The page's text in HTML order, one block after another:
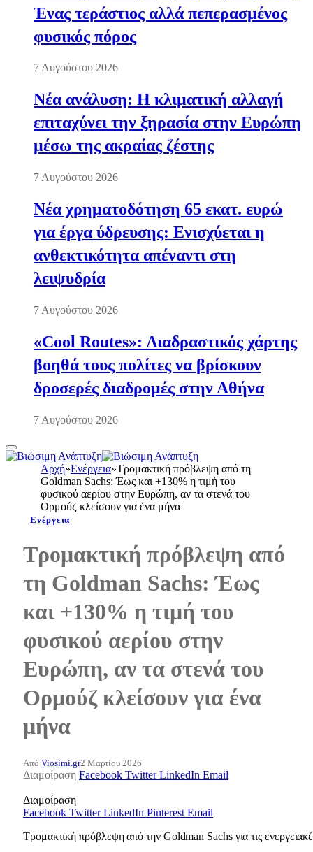
Ένας τεράστιος αλλά πεπερασμένος
φυσικός πόρος
7 Αυγούστου 2026
Νέα ανάλυση: Η κλιματική αλλαγή
επιταχύνει την ξηρασία στην Ευρώπη
μέσω της ακραίας ζέστης
7 Αυγούστου 2026
Νέα χρηματοδότηση 65 εκατ. ευρώ
για έργα ύδρευσης: Ενισχύεται η
ανθεκτικότητα απέναντι στη
λειψυδρία
7 Αυγούστου 2026
«Cool Routes»: Διαδραστικός χάρτης
βοηθά τους πολίτες να βρίσκουν
δροσερές διαδρομές στην Αθήνα
7 Αυγούστου 2026
Αρχή»Ενέργεια»Τρομακτική πρόβλεψη από τη
Goldman Sachs: Έως και +130% η τιμή του
φυσικού αερίου στην Ευρώπη, αν τα στενά του
Ορμούζ κλείσουν για ένα μήνα
Ενέργεια
Τρομακτική πρόβλεψη από
τη Goldman Sachs: Έως
και +130% η τιμή του
φυσικού αερίου στην
Ευρώπη, αν τα στενά του
Ορμούζ κλείσουν για ένα
μήνα
Από Viosimi.gr2 Μαρτίου 2026
Διαμοίραση Facebook Twitter LinkedIn Email
Διαμοίραση
Facebook Twitter LinkedIn Pinterest Email
Τρομακτική πρόβλεψη από την Goldman Sachs για τις